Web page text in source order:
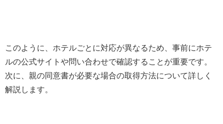
このように、ホテルごとに対応が異なるため、事前にホテ
ルの公式サイトや問い合わせで確認することが重要です。
次に、親の同意書が必要な場合の取得方法について詳しく
解説します。